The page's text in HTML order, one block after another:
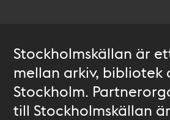
Stockholmskällan är
mellan arkiv, bibliotek
Stockholm.
till Stockholmskällan